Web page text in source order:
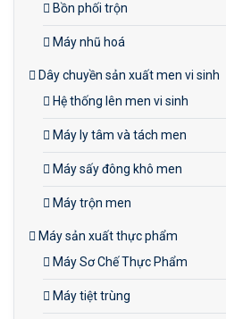
Bồn phối trộn
Máy nhũ hoá
Dây chuyền sản xuất men vi sinh
Hệ thống lên men vi sinh
Máy ly tâm và tách men
Máy sấy đông khô men
Máy trộn men
Máy sản xuất thực phẩm
Máy Sơ Chế Thực Phẩm
Máy tiệt trùng